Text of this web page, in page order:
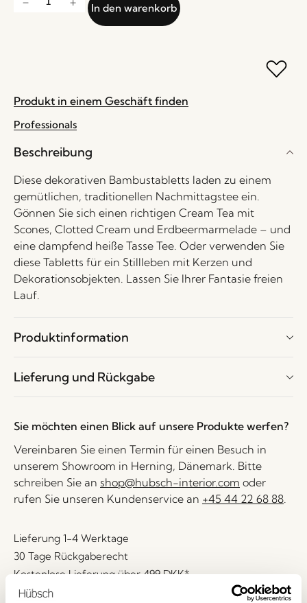
In den warenkorb
Produkt in einem Geschäft finden
Professionals
Beschreibung
Diese dekorativen Bambustabletts laden zu einem
gemütlichen, traditionellen Nachmittagstee ein.
Gönnen Sie sich einen richtigen Cream Tea mit
Scones, Clotted Cream und Erdbeermarmelade – und
eine dampfend heiße Tasse Tee. Oder verwenden Sie
diese Tabletts für ein Stillleben mit Kerzen und
Dekorationsobjekten. Lassen Sie Ihrer Fantasie freien
Lauf.
Produktinformation
Lieferung und Rückgabe
Sie möchten einen Blick auf unsere Produkte werfen?
Vereinbaren Sie einen Termin für einen Besuch in
unserem Showroom in Herning, Dänemark. Bitte
schreiben Sie an shop@hubsch-interior.com oder
rufen Sie unseren Kundenservice an +45 44 22 68 88.
Lieferung 1-4 Werktage
30 Tage Rückgaberecht
Kostenlose Lieferung über499 DKK*